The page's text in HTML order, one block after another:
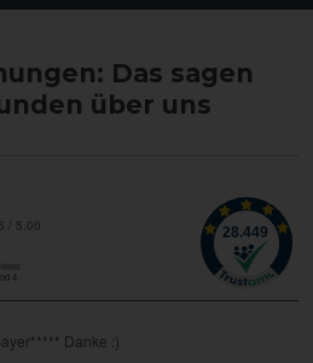
Das sagen
über uns